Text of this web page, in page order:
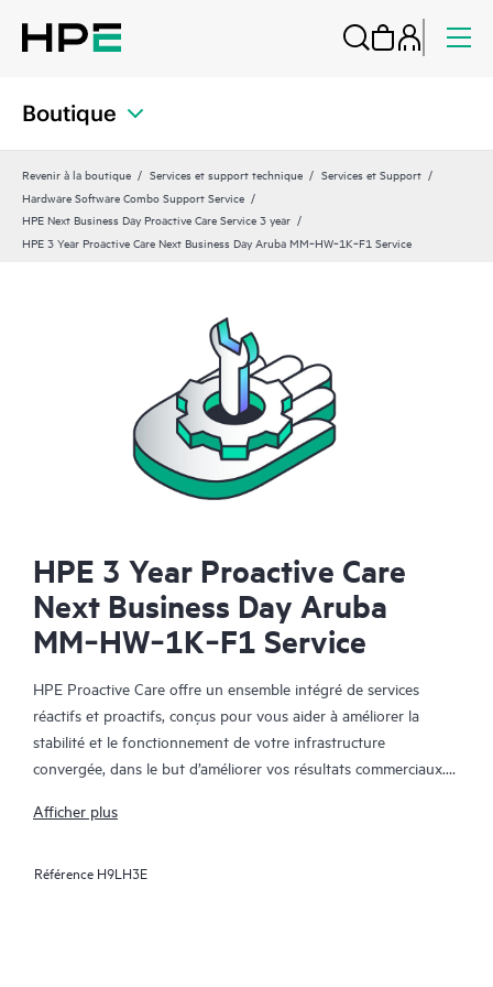
Boutique
Revenir à la boutique Services et support technique
Services et Support
Hardware Software Combo Support Service
HPE Next Business Day Proactive Care Service 3 year
HPE 3 Year Proactive Care Next Business Day Aruba MM‑HW‑1K‑F1 Service
HPE 3 Year Proactive Care
Next Business Day Aruba
MM‑HW‑1K‑F1 Service
HPE Proactive Care offre un ensemble intégré de services
réactifs et proactifs, conçus pour vous aider à améliorer la
stabilité et le fonctionnement de votre infrastructure
convergée, dans le but d’améliorer vos résultats commerciaux.
nombreux composants ont besoin de fonctionner ensemble
pour prendre en charge les appareils dans ces environnements,
Afficher plus
Référence H9LH3E